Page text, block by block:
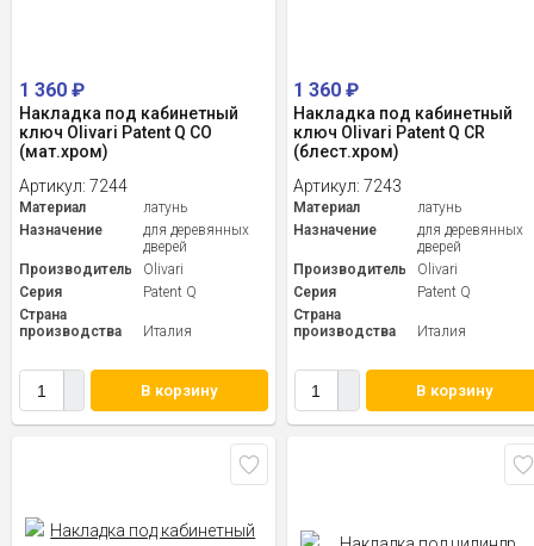
1 360 ₽
Накладка под кабинетный
ключ Olivari Patent Q CO
(мат.хром)
Артикул: 7244
Материал
латунь
Назначение
для деревянных
дверей
Производитель
Olivari
Серия
Patent Q
Страна
производства
Италия
В корзину
1 360₽
Накладка под кабинетный
ключ Olivari Patent Q CR
(блест.хром)
Артикул:7243
Материал
латунь
Назначение
для деревянных
дверей
Производитель
Olivari
Серия
Patent Q
Страна
производства
Италия
В корзину